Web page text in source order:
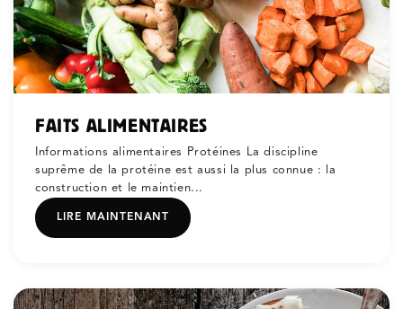
FAITS ALIMENTAIRES
Informations alimentaires Protéines La discipline
suprême de la protéine est aussi la plus connue : la
construction et le maintien...
LIRE MAINTENANT